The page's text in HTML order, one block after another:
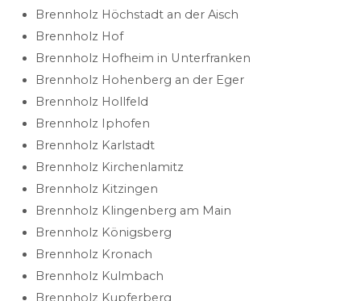
Brennholz Höchstadt an der Aisch
Brennholz Hof
Brennholz Hofheim in Unterfranken
Brennholz Hohenberg an der Eger
Brennholz Hollfeld
Brennholz Iphofen
Brennholz Karlstadt
Brennholz Kirchenlamitz
Brennholz Kitzingen
Brennholz Klingenberg am Main
Brennholz Königsberg
Brennholz Kronach
Brennholz Kulmbach
Brennholz Kupferberg